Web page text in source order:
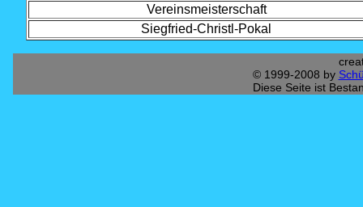
Vereinsmeisterschaft
Siegfried-Christl-Pokal
© 1999-2008 by
Diese Seite ist